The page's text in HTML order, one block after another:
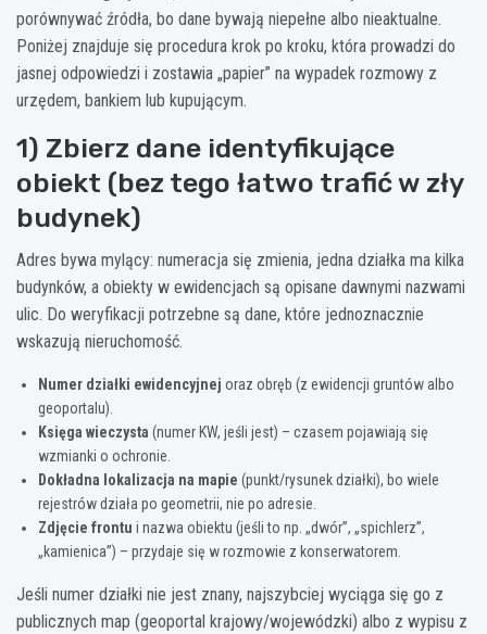
porównywać źródła, bo dane bywają niepełne albo nieaktualne.
Poniżej znajduje się procedura krok po kroku, która prowadzi do
jasnej odpowiedzi i zostawia „papier” na wypadek rozmowy z
urzędem, bankiem lub kupującym.
1) Zbierz dane identyfikujące
obiekt (bez tego łatwo trafić w zły
budynek)
Adres bywa mylący: numeracja się zmienia, jedna działka ma kilka
budynków, a obiekty w ewidencjach są opisane dawnymi nazwami
ulic. Do weryfikacji potrzebne są dane, które jednoznacznie
wskazują nieruchomość.
Numer działki ewidencyjnej oraz obręb (z ewidencji gruntów albo
geoportalu).
Księga wieczysta (numer KW, jeśli jest) – czasem pojawiają się
wzmianki o ochronie.
Dokładna lokalizacja na mapie (punkt/rysunek działki), bo wiele
rejestrów działa po geometrii, nie po adresie.
Zdjęcie frontu i nazwa obiektu (jeśli to np. „dwór”, „spichlerz”,
„kamienica”) – przydaje się w rozmowie z konserwatorem.
Jeśli numer działki nie jest znany, najszybciej wyciąga się go z
publicznych map (geoportal krajowy/wojewódzki) albo z wypisu z